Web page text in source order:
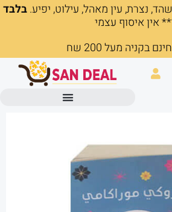
נצרת, עין מאהל, עילוט, יפיע.בלבד
אין איסוף עצמי
בקניה מעל 200 שח